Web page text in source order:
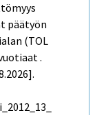
päätyön
(TOL
.